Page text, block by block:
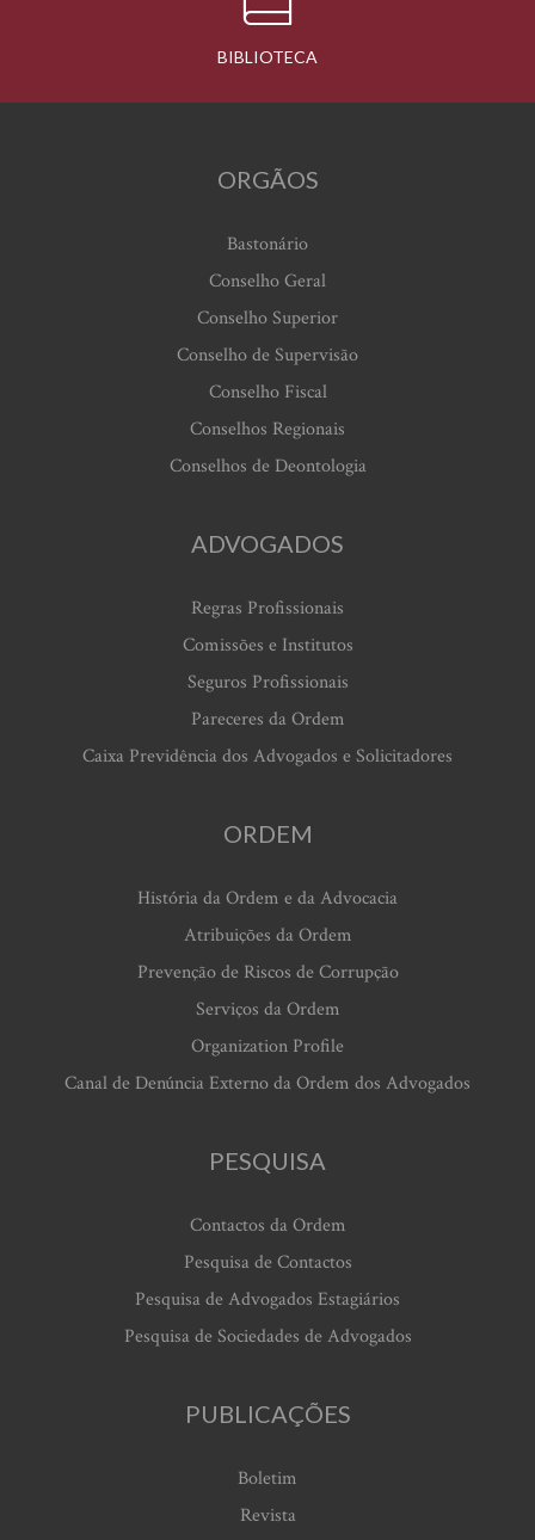
BIBLIOTECA
ORGÃOS
Bastonário
Conselho Geral
Conselho Superior
Conselho de Supervisão
Conselho Fiscal
Conselhos Regionais
Conselhos de Deontologia
ADVOGADOS
Regras Profissionais
Comissões e Institutos
Seguros Profissionais
Pareceres da Ordem
Caixa Previdência dos Advogados e Solicitadores
ORDEM
História da Ordem e da Advocacia
Atribuições da Ordem
Prevenção de Riscos de Corrupção
Serviços da Ordem
Organization Profile
Canal de Denúncia Externo da Ordem dos Advogados
PESQUISA
Contactos da Ordem
Pesquisa de Contactos
Pesquisa de Advogados Estagiários
Pesquisa de Sociedades de Advogados
PUBLICAÇÕES
Boletim
Revista